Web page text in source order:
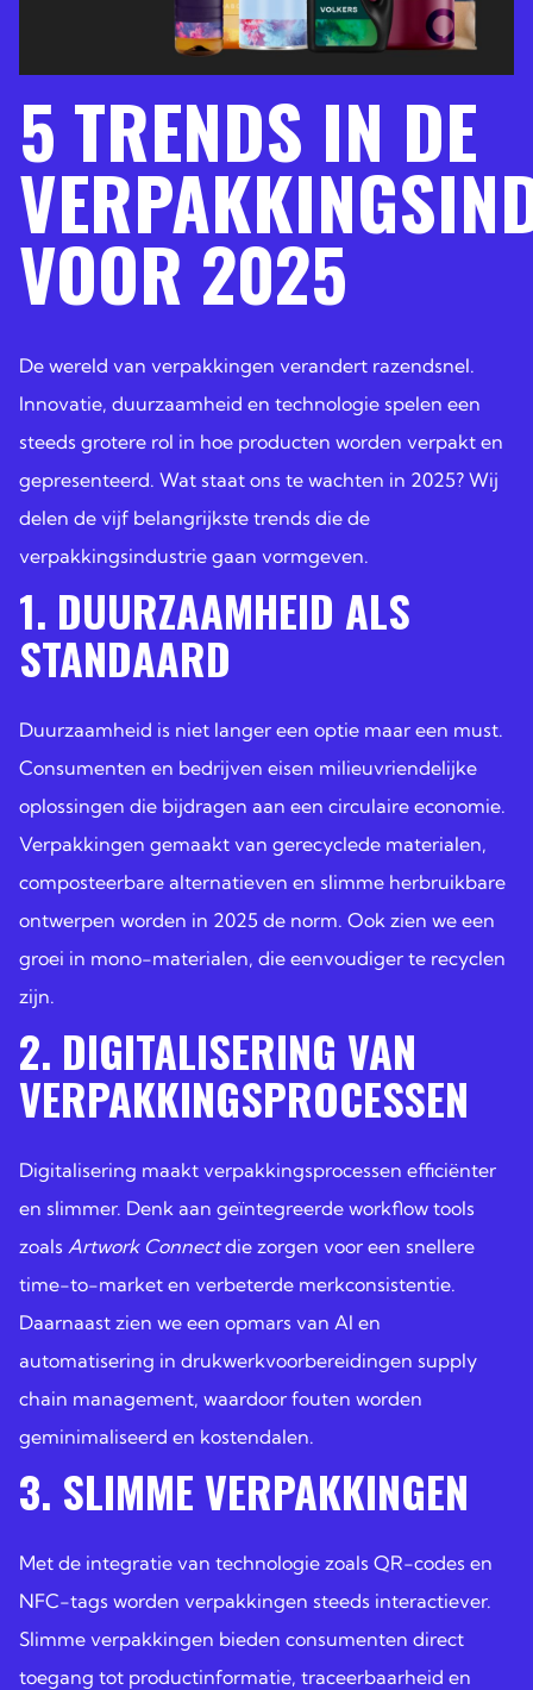
5 TRENDS IN DE
VOOR 2025
De wereld van verpakkingen verandert razendsnel.
Innovatie, duurzaamheid en technologie spelen een
steeds grotere rol in hoe producten worden verpakt en
gepresenteerd. Wat staat ons te wachten in 2025? Wij
delen de vijf belangrijkste trends die de
verpakkingsindustrie gaan vormgeven.
1. DUURZAAMHEID ALS
STANDAARD
Duurzaamheid is niet langer een optie maar een must.
Consumenten en bedrijven eisen milieuvriendelijke
oplossingen die bijdragen aan een circulaire economie.
Verpakkingen gemaakt van gerecyclede materialen,
composteerbare alternatieven en slimme herbruikbare
ontwerpen worden in 2025 de norm. Ook zien we een
groei in mono-materialen, die eenvoudiger te recyclen
zijn.
2. DIGITALISERING VAN
VERPAKKINGSPROCESSEN
Digitalisering maakt verpakkingsprocessen efficiënter
en slimmer. Denk aan geïntegreerde workflow tools
zoals Artwork Connectdie zorgen voor een snellere
time-to-market en verbeterde merkconsistentie.
Daarnaast zien we een opmars van AI en
automatisering in drukwerkvoorbereidingen supply
chain management, waardoor fouten worden
geminimaliseerd en kostendalen.
3. SLIMME VERPAKKINGEN
Met de integratie van technologie zoals QR-codes en
NFC-tags worden verpakkingen steeds interactiever.
Slimme verpakkingen bieden consumenten direct
toegang tot productinformatie, traceerbaarheid en